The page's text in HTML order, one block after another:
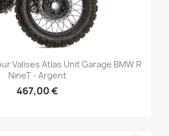
Valises Atlas Unit Garage BMW R
NineT - Argent
467,00 €